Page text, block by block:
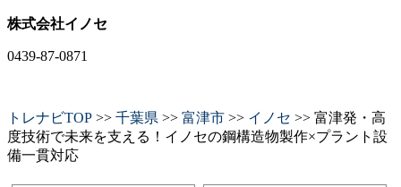
株式会社イノセ
0439-87-0871
トレナビTOP >> 千葉県 >> 富津市 >> イノセ >> 富津発・高
度技術で未来を支える！イノセの鋼構造物製作×プラント設
備一貫対応